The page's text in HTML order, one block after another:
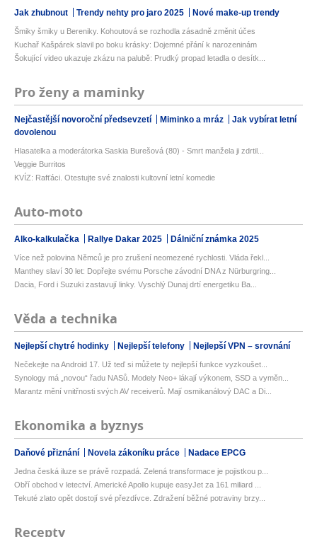
Jak zhubnout Trendy nehty pro jaro 2025 Nové make-up trendy
Šmiky šmiky u Bereniky. Kohoutová se rozhodla zásadně změnit účes
Kuchař Kašpárek slavil po boku krásky: Dojemné přání k narozeninám
Šokující video ukazuje zkázu na palubě: Prudký propad letadla o desítk...
Pro ženy a maminky
Nejčastější novoroční předsevzetí Miminko a mráz
Jak vybírat letní
dovolenou
Hlasatelka a moderátorka Saskia Burešová (80) - Smrt manžela ji zdrtil...
Veggie Burritos
KVÍZ: Rafťáci. Otestujte své znalosti kultovní letní komedie
Auto-moto
Alko-kalkulačka Rallye Dakar 2025 Dálniční známka 2025
Více než polovina Němců je pro zrušení neomezené rychlosti. Vláda řekl...
Manthey slaví 30 let: Dopřejte svému Porsche závodní DNA z Nürburgring...
Dacia, Ford i Suzuki zastavují linky. Vyschlý Dunaj drtí energetiku Ba...
Věda a technika
Nejlepší chytré hodinky Nejlepší telefony Nejlepší VPN – srovnání
Nečekejte na Android 17. Už teď si můžete ty nejlepší funkce vyzkoušet...
Synology má „novou“ řadu NASů. Modely Neo+ lákají výkonem, SSD a vyměn...
Marantz mění vnitřnosti svých AV receiverů. Mají osmikanálový DAC a Di...
Ekonomika a byznys
Daňové přiznání Novela zákoníku práce Nadace EPCG
Jedna česká iluze se právě rozpadá. Zelená transformace je pojistkou p...
Obří obchod v letectví. Americké Apollo kupuje easyJet za 161 miliard ...
Tekuté zlato opět dostojí své přezdívce. Zdražení běžné potraviny brzy...
Recepty